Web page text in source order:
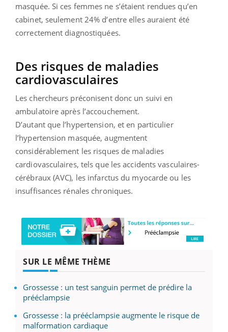
masquée. Si ces femmes ne s’étaient rendues qu’en
cabinet, seulement 24% d’entre elles auraient été
correctement diagnostiquées.
Des risques de maladies
cardiovasculaires
Les chercheurs préconisent donc un suivi en
ambulatoire après l’accouchement.
D’autant que l’hypertension, et en particulier
l’hypertension masquée, augmentent
considérablement les risques de maladies
cardiovasculaires, tels que les accidents vasculaires-
cérébraux (AVC), les infarctus du myocarde ou les
insuffisances rénales chroniques.
SUR LE MÊME THÈME
Grossesse : un test sanguin permet de prédire la
prééclampsie
Grossesse : la prééclampsie augmente le risque de
malformation cardiaque